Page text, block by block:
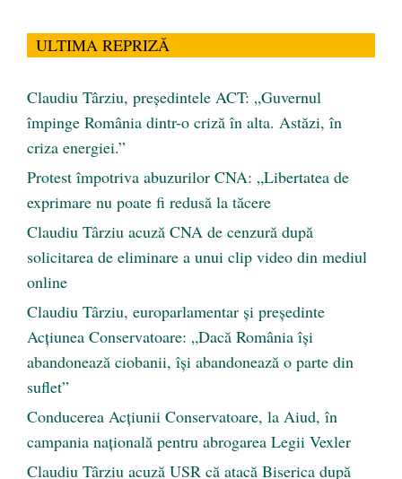
ULTIMA REPRIZĂ
Claudiu Târziu, președintele ACT: „Guvernul
împinge România dintr-o criză în alta. Astăzi, în
criza energiei.”
Protest împotriva abuzurilor CNA: „Libertatea de
exprimare nu poate fi redusă la tăcere
Claudiu Târziu acuză CNA de cenzură după
solicitarea de eliminare a unui clip video din mediul
online
Claudiu Târziu, europarlamentar și președinte
Acțiunea Conservatoare: „Dacă România își
abandonează ciobanii, își abandonează o parte din
suflet”
Conducerea Acțiunii Conservatoare, la Aiud, în
campania națională pentru abrogarea Legii Vexler
Claudiu Târziu acuză USR că atacă Biserica după